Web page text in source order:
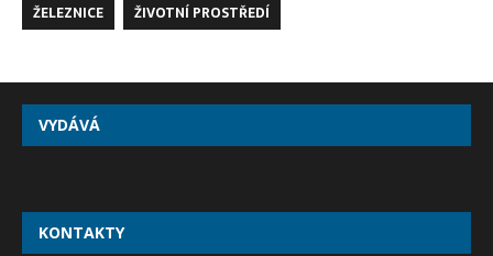
ŽELEZNICE
ŽIVOTNÍ PROSTŘEDÍ
VYDÁVÁ
KONTAKTY